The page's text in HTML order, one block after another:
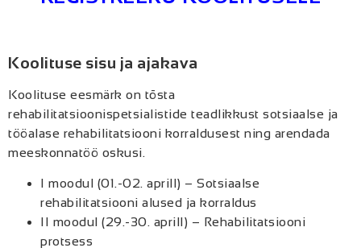
Koolituse sisu ja ajakava
Koolituse eesmärk on tõsta
rehabilitatsioonispetsialistide teadlikkust sotsiaalse ja
tööalase rehabilitatsiooni korraldusest ning arendada
meeskonnatöö oskusi.
I moodul (01.-02. aprill) – Sotsiaalse
rehabilitatsiooni alused ja korraldus
II moodul (29.-30. aprill) – Rehabilitatsiooni
protsess